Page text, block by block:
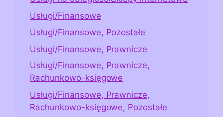
Usługi/Finansowe
Usługi/Finansowe, Pozostałe
Usługi/Finansowe, Prawnicze
Usługi/Finansowe, Prawnicze,
Rachunkowo-księgowe
Usługi/Finansowe, Prawnicze,
Rachunkowo-księgowe, Pozostałe